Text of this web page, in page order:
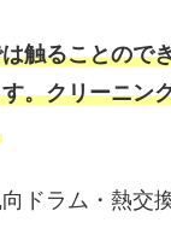
触ることので
。クリーニン
ドラム・熱